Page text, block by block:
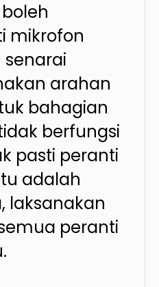
mikrofon
arahan
bahagian
berfungsi
pasti peranti
adalah
laksanakan
peranti